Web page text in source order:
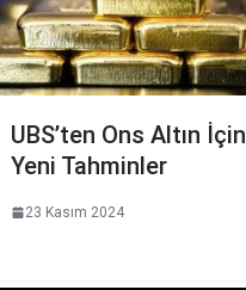
UBS’ten Ons Altın İçin
Yeni Tahminler
23 Kasım 2024